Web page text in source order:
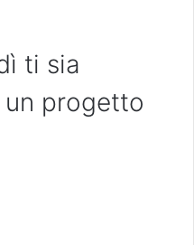
ti sia
un progetto